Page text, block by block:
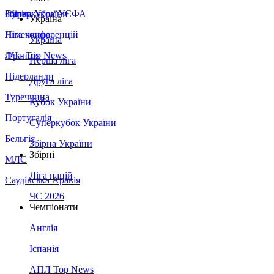
Збірна України
Італія
Німеччина
Франція
Нідерланди
Туреччина
Португалія
Бельгія
МЛС
Саудівська Аравія
Суперкубок УЄФА
Ліга конференцій
ЛЧ - Top News
Україна
Україна
Перша ліга
Друга ліга
Кубок України
Суперкубок України
Збірна України
Збірні
Ліга націй
ЧС 2026
Чемпіонати
Англія
Іспанія
АПЛ Top News